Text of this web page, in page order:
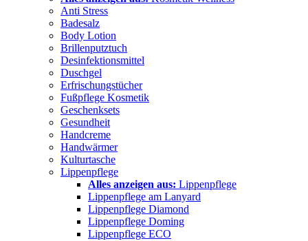
Anti Stress
Badesalz
Body Lotion
Brillenputztuch
Desinfektionsmittel
Duschgel
Erfrischungstücher
Fußpflege Kosmetik
Geschenksets
Gesundheit
Handcreme
Handwärmer
Kulturtasche
Lippenpflege
Alles anzeigen aus: Lippenpflege
Lippenpflege am Lanyard
Lippenpflege Diamond
Lippenpflege Doming
Lippenpflege ECO